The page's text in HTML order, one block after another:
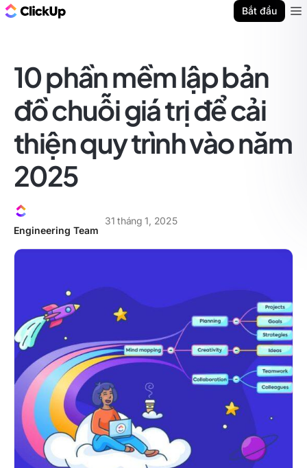
Bắt đầu
10 phần mềm lập bản
đồ chuỗi giá trị để cải
thiện quy trình vào năm
2025
Engineering Team
31 tháng 1, 2025